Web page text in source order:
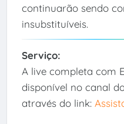
continuarão sendo
insubstituíveis.
Serviço:
A live completa com
disponível no canal
através do link: